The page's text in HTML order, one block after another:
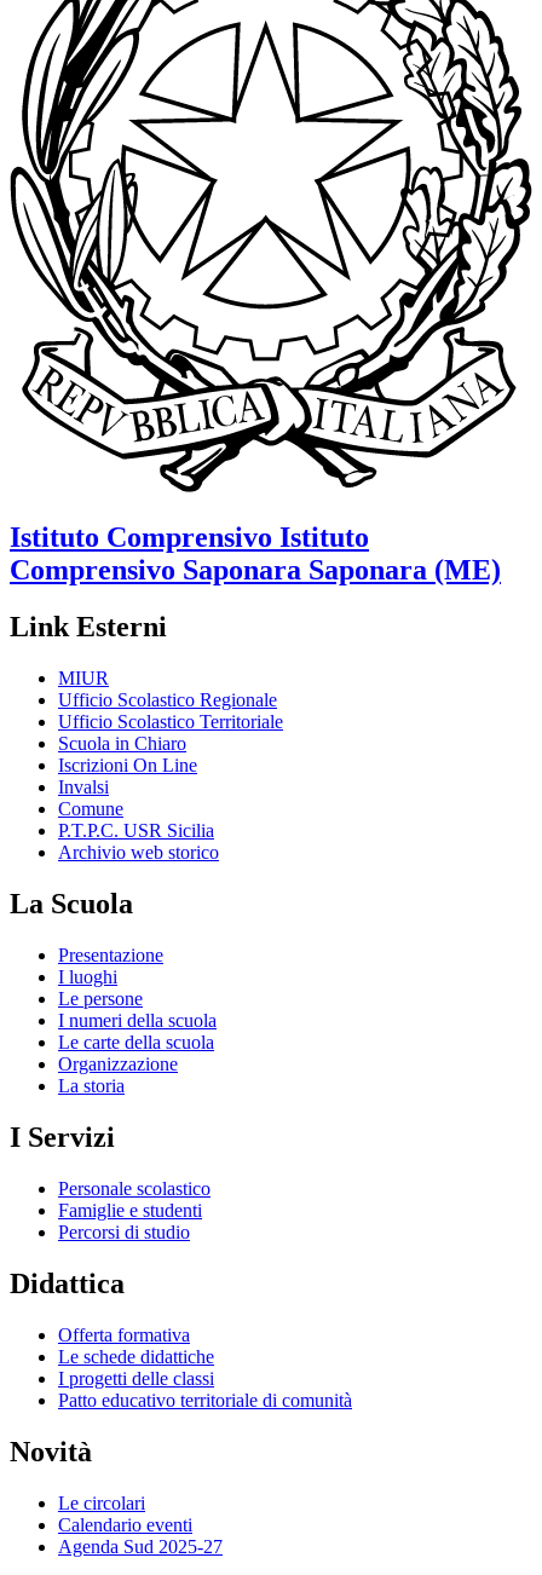
Istituto Comprensivo Istituto
Comprensivo Saponara Saponara (ME)
Link Esterni
MIUR
Ufficio Scolastico Regionale
Ufficio Scolastico Territoriale
Scuola in Chiaro
Iscrizioni On Line
Invalsi
Comune
P.T.P.C. USR Sicilia
Archivio web storico
La Scuola
Presentazione
I luoghi
Le persone
I numeri della scuola
Le carte della scuola
Organizzazione
La storia
I Servizi
Personale scolastico
Famiglie e studenti
Percorsi di studio
Didattica
Offerta formativa
Le schede didattiche
I progetti delle classi
Patto educativo territoriale di comunità
Novità
Le circolari
Calendario eventi
Agenda Sud 2025-27